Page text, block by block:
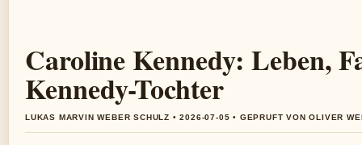
Caroline Kennedy: Leben,
Kennedy-Tochter
LUKAS MARVIN WEBER SCHULZ • 2026-07-05 • GEPRUFT VON OLIVER